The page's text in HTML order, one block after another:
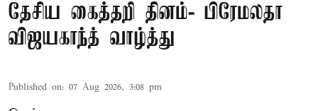
தேசிய கைத்தறி தினம்- பிரேமலதா
விஜயகாந்த் வாழ்த்து
Published on: 07 Aug 2026, 3:08 pm